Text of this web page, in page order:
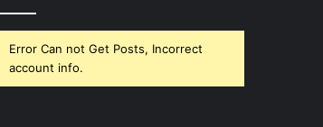
Error Can not Get Posts, Incorrect
account info.